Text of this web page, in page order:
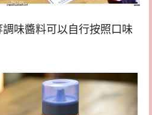
味醬料可以自行按照口味